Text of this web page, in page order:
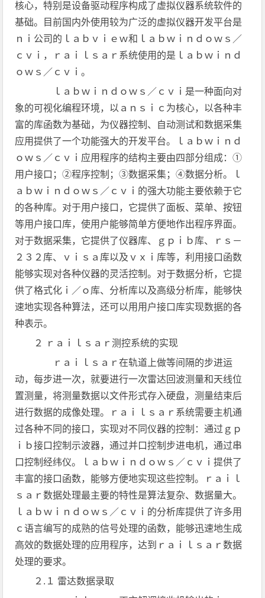
核心，特别是设备驱动程序构成了虚拟仪器系统软件的
基础。目前国内外使用较为广泛的虚拟仪器开发平台是
ｎｉ公司的ｌａｂｖｉｅｗ和ｌａｂｗｉｎｄｏｗｓ／
ｃｖｉ，ｒａｉｌｓａｒ系统使用的是ｌａｂｗｉｎｄ
ｏｗｓ／ｃｖｉ。
ｌａｂｗｉｎｄｏｗｓ／ｃｖｉ是一种面向对
象的可视化编程环境，以ａｎｓｉｃ为核心，以各种丰
富的库函数为基础，为仪器控制、自动测试和数据采集
应用提供了一个功能强大的开发平台。ｌａｂｗｉｎｄ
ｏｗｓ／ｃｖｉ应用程序的结构主要由四部分组成：①
用户接口；②程序控制；③数据采集；④数据分析。ｌ
ａｂｗｉｎｄｏｗｓ／ｃｖｉ的强大功能主要依赖于它
的各种库。对于用户接口，它提供了面板、菜单、按钮
等用户接口库，使用户能够简单方便地作出程序界面。
对于数据采集，它提供了仪器库、ｇｐｉｂ库、ｒｓ－
２３２库、ｖｉｓａ库以及ｖｘｉ库等，利用接口函数
能够实现对各种仪器的灵活控制。对于数据分析，它提
供了格式化ｉ／ｏ库、分析库以及高级分析库，能够快
速地实现各种算法，还可以用用户接口库实现数据的各
种表示。
２ ｒａｉｌｓａｒ测控系统的实现
ｒａｉｌｓａｒ在轨道上做等间隔的步进运
动，每步进一次，就要进行一次雷达回波测量和天线位
置测量，将测量数据以文件形式存入硬盘，测量结束后
进行数据的成像处理。ｒａｉｌｓａｒ系统需要主机通
过各种不同的接口，实现对不同仪器的控制：通过ｇｐ
ｉｂ接口控制示波器，通过并口控制步进电机，通过串
口控制经纬仪。ｌａｂｗｉｎｄｏｗｓ／ｃｖｉ提供了
丰富的接口函数，能够方便地实现这些控制。ｒａｉｌ
ｓａｒ数据处理最主要的特性是算法复杂、数据量大。
ｌａｂｗｉｎｄｏｗｓ／ｃｖｉ的分析库提供了许多用
ｃ语言编写的成熟的信号处理的函数，能够迅速地生成
高效的数据处理的应用程序，达到ｒａｉｌｓａｒ数据
处理的要求。
２.１ 雷达数据录取